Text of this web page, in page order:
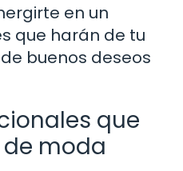
en un
que harán de tu
buenos deseos
que
moda